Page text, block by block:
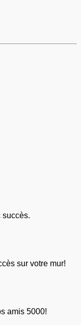
succès.
sur votre mur!
amis 5000!